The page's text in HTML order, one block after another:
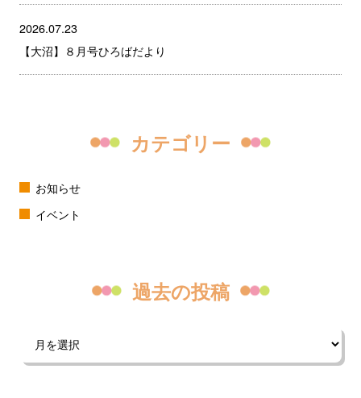
2026.07.23
【大沼】８月号ひろばだより
カテゴリー
お知らせ
イベント
過去の投稿